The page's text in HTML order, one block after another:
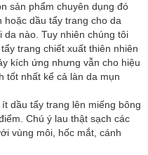
sản phẩm chuyên dụng đó
dầu tẩy trang cho da
da nào. Tuy nhiên chúng tôi
trang chiết xuất thiên nhiên
kích ứng nhưng vẫn cho hiệu
tốt nhất kể cả làn da mụn
dầu tẩy trang lên miếng bông
Chú ý lau thật sạch các
vùng môi, hốc mắt, cánh